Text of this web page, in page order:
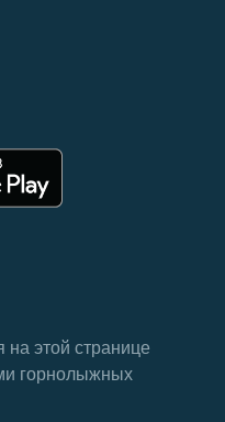
этой странице
горнолыжных